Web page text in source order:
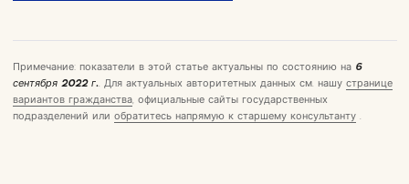
Примечание: показатели в этой статье актуальны по состоянию на 6
сентября 2022 г.. Для актуальных авторитетных данных см. нашу странице
вариантов гражданства, официальные сайты государственных
подразделений или обратитесь напрямую к старшему консультанту.